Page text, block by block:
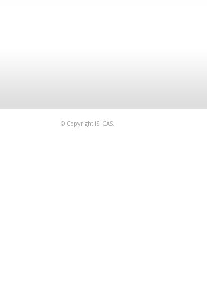
© Copyright ISI CAS.